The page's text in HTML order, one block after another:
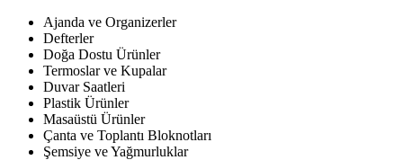
Ajanda ve Organizerler
Defterler
Doğa Dostu Ürünler
Termoslar ve Kupalar
Duvar Saatleri
Plastik Ürünler
Masaüstü Ürünler
Çanta ve Toplantı Bloknotları
Şemsiye ve Yağmurluklar